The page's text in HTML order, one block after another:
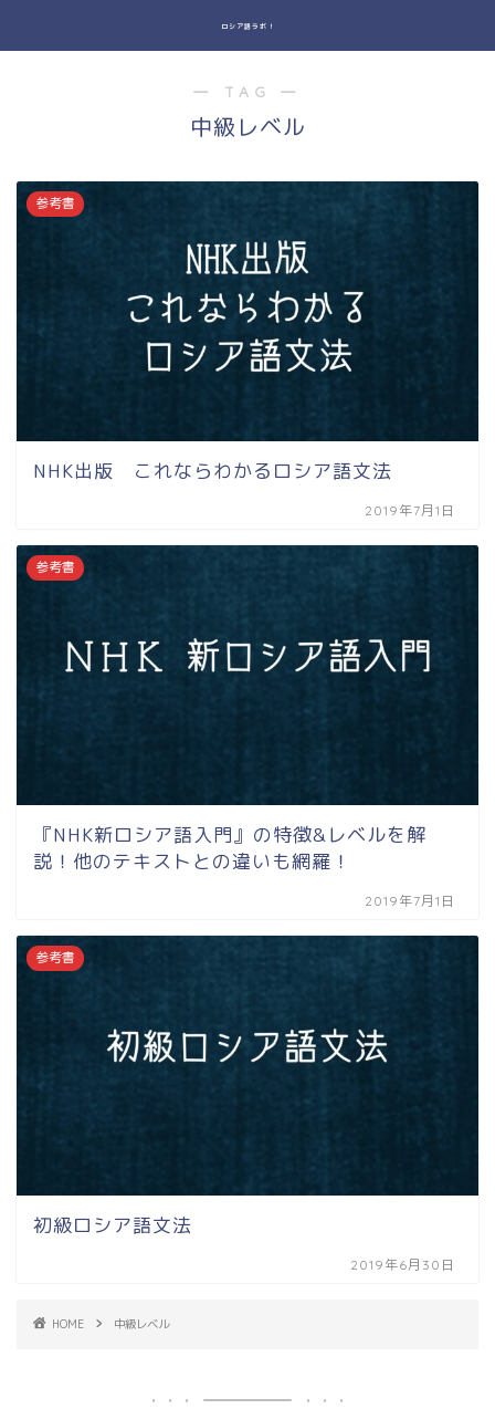
ロシア語ラボ！
― TAG ―
中級レベル
参考書
NHK出版 これならわかるロシア語文法
2019年7月1日
参考書
『NHK新ロシア語入門』の特徴&レベルを解
説！他のテキストとの違いも網羅！
2019年7月1日
参考書
初級ロシア語文法
2019年6月30日
HOME 中級レベル